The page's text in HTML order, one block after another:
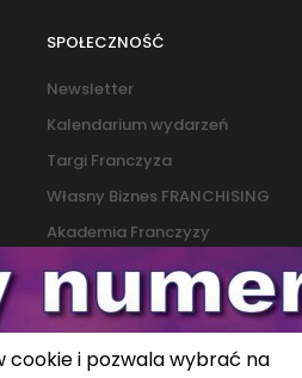
SPOŁECZNOŚĆ
Newsletter
Kalendarium wydarzeń
Targi Franczyza
Własny Biznes FRANCHISING
Akademia Franczyzy
Marketing
Kontakt
cookie i pozwala wybrać na